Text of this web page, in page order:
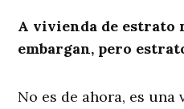
A vivienda de estrato
embargan, pero
No es de ahora, es